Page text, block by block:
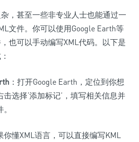
，甚至一些非专业人士也能通过一
文件。你可以使用Google Earth等
也可以手动编写XML代码。以下是
：打开Google Earth，定位到你想
选择‘添加标记’，填写相关信息并
你懂XML语言，可以直接编写KML